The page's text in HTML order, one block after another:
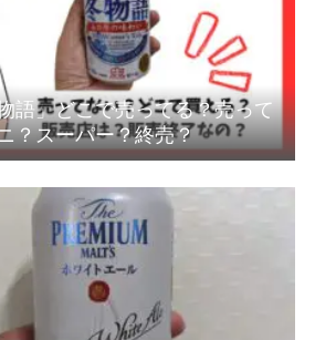
語」どこで売ってる？売って
？スーパー？終売？